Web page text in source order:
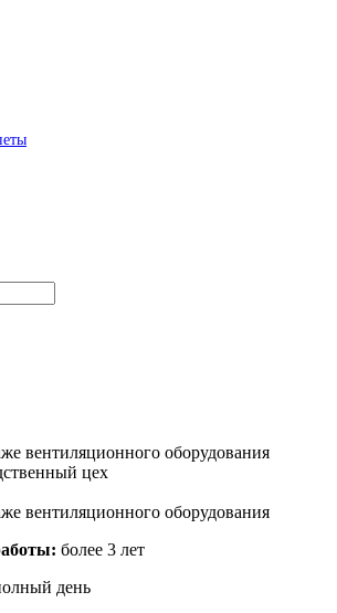
вентиляционного оборудования
цех
вентиляционного оборудования
более 3 лет
день